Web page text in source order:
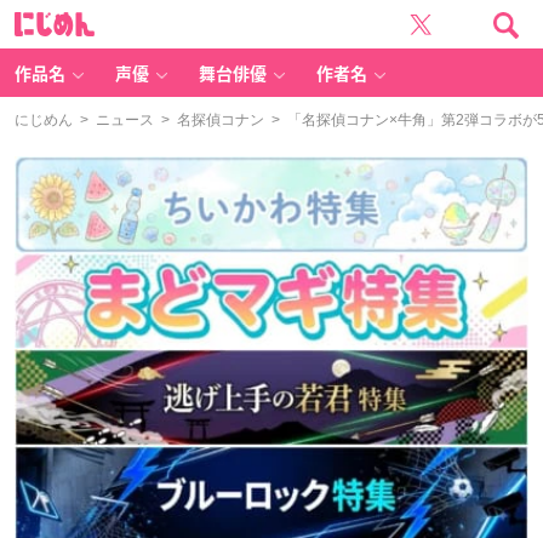
作品名 声優 舞台俳優 作者名
にじめん > ニュース > 名探偵コナン > 「名探偵コナン×牛角」第2弾コラボ